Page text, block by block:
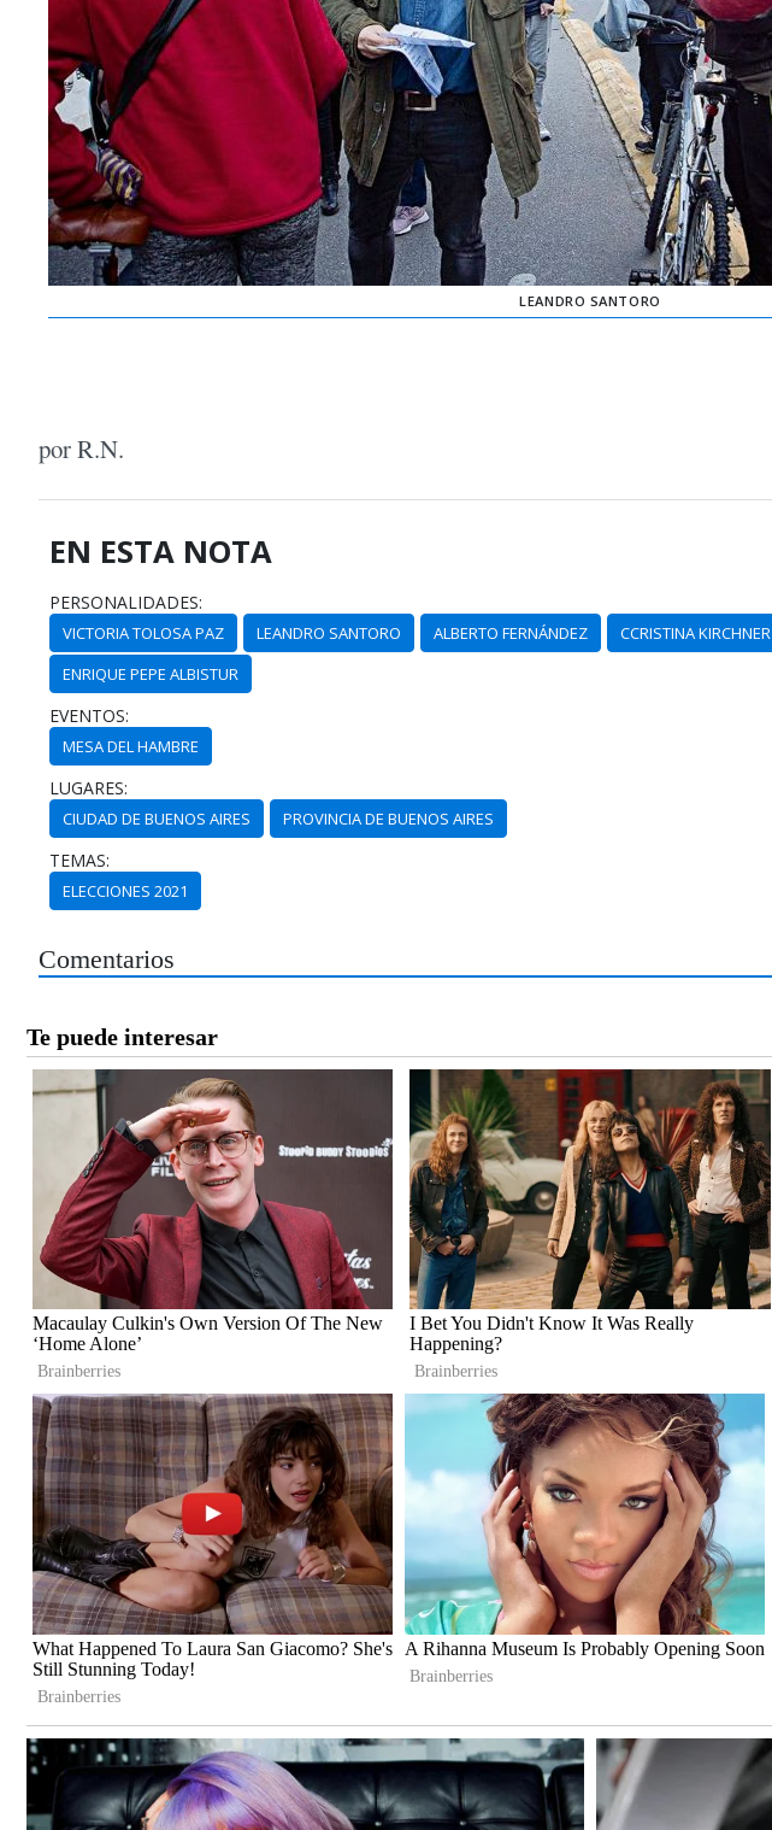
LEANDRO SANTORO
por R.N.
EN ESTA NOTA
PERSONALIDADES:
VICTORIA TOLOSA PAZ LEANDRO SANTORO ALBERTO FERNÁNDEZ CCRISTINA KIRCHNER
ENRIQUE PEPE ALBISTUR
EVENTOS:
MESA DEL HAMBRE
LUGARES:
CIUDAD DE BUENOS AIRES PROVINCIA DE BUENOS AIRES
TEMAS:
ELECCIONES 2021
Comentarios